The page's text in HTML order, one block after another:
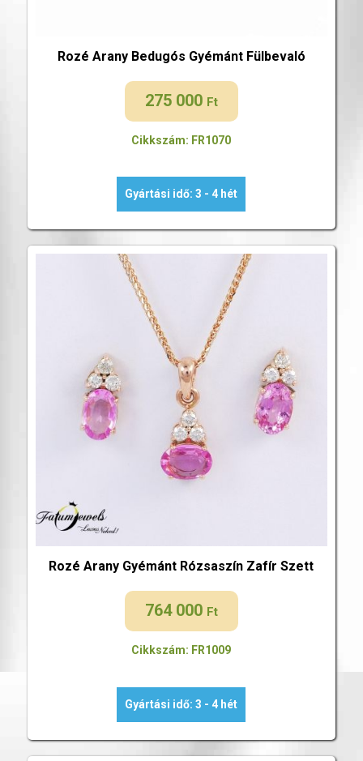
Rozé Arany Bedugós Gyémánt Fülbevaló
275 000 Ft
Cikkszám: FR1070
Gyártási idő: 3 - 4 hét
Rozé Arany Gyémánt Rózsaszín Zafír Szett
764 000 Ft
Cikkszám: FR1009
Gyártási idő: 3 - 4 hét